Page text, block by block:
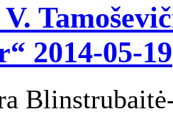
2014-05-19